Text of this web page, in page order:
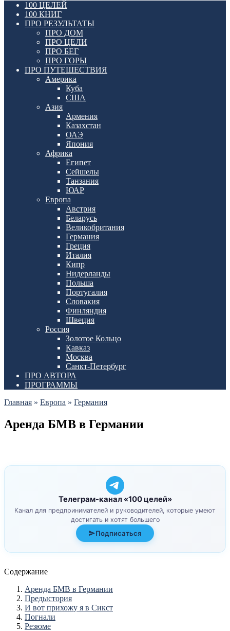
100 ЦЕЛЕЙ
100 КНИГ
ПРО РЕЗУЛЬТАТЫ
ПРО ДОМ
ПРО ЦЕЛИ
ПРО БЕГ
ПРО ГОРЫ
ПРО ПУТЕШЕСТВИЯ
Америка
Куба
США
Азия
Армения
Казахстан
ОАЭ
Япония
Африка
Египет
Сейшелы
Танзания
ЮАР
Европа
Австрия
Беларусь
Великобритания
Германия
Греция
Италия
Кипр
Нидерланды
Польша
Португалия
Словакия
Финляндия
Швеция
Россия
Золотое Кольцо
Кавказ
Москва
Санкт-Петербург
ПРО АВТОРА
ПРОГРАММЫ
Главная » Европа » Германия
Аренда БМВ в Германии
Телеграм-канал «100 целей»
Канал для предпринимателей и руководителей, которые умеют
достигать и хотят большего
Подписаться
Содержание
Аренда БМВ в Германии
Предыстория
И вот прихожу я в Сикст
Погнали
Резюме